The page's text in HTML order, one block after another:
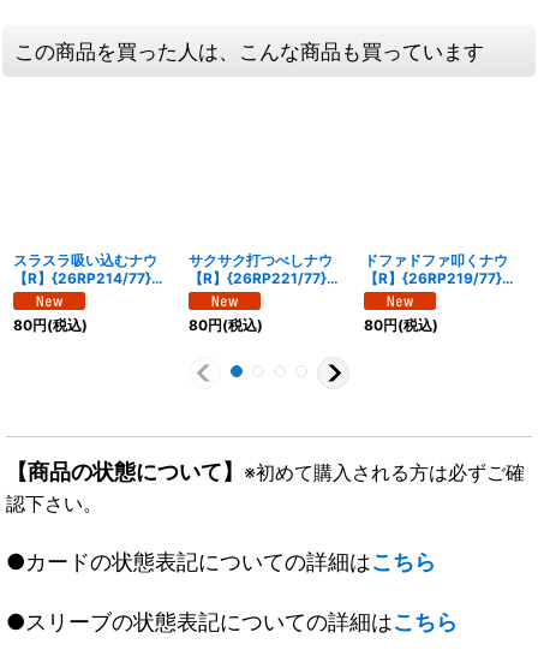
この商品を買った人は、こんな商品も買っています
スラスラ吸い込むナウ
【R】{26RP214/77}
《水》
80円(税込)
サクサク打つべしナウ
【R】{26RP221/77}
《自然》
80円(税込)
ドファドファ叩くナウ
【R】{26RP219/77}
《火》
80円(税込)
【商品の状態について】 ※初めて購入される方は必ずご確
認下さい。
●カードの状態表記についての詳細はこちら
●スリーブの状態表記についての詳細はこちら